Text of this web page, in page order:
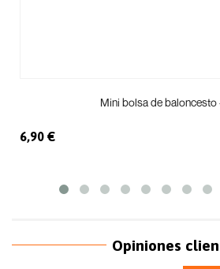
Mini bolsa de baloncesto
6,90 €
Opiniones